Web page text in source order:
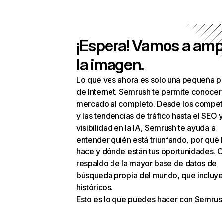
¡Espera! Vamos a
la imagen.
Lo que ves ahora es solo una pequeña
de Internet. Semrush te permite
mercado al completo. Desde los
y las tendencias de tráfico hasta el SEO
visibilidad en la IA, Semrush te ayuda a
entender quién está triunfando, por qué
hace y dónde están tus oportunidades.
respaldo de la mayor base de datos de
búsqueda propia del mundo, que
históricos.
Esto es lo que puedes hacer con